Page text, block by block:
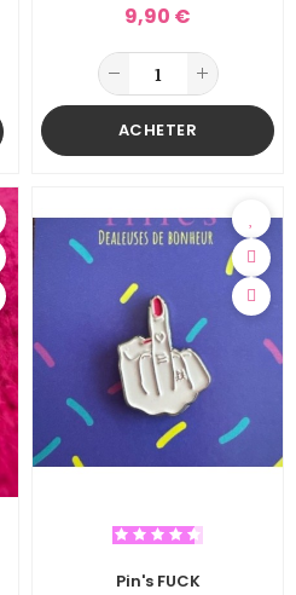
9,90 €
ACHETER
Pin's FUCK